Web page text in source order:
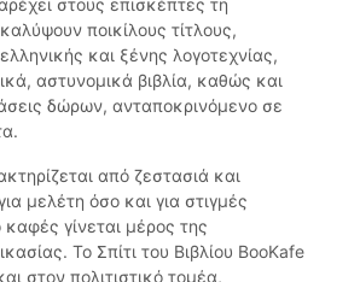
στους επισκέπτες τη
ποικίλους τίτλους,
και ξένης λογοτεχνίας,
αστυνομικά βιβλία, καθώς και
δώρων, ανταποκρινόμενο σε
από ζεστασιά και
μελέτη όσο και για στιγμές
γίνεται μέρος της
Το Σπίτι του Βιβλίου BooKafe
στον πολιτιστικό τομέα,